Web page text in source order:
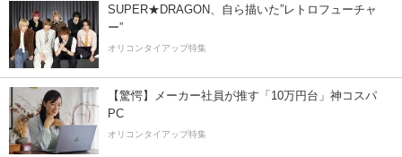
SUPER★DRAGON、自ら描いた”レトロフューチャ
ー”
オリコンタイアップ特集
【驚愕】メーカー社員が推す「10万円台」神コスパ
PC
オリコンタイアップ特集